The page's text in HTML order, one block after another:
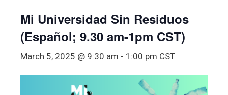
Mi Universidad Sin Residuos
(Español; 9.30 am-1pm CST)
March 5, 2025 @ 9:30 am - 1:00 pm CST